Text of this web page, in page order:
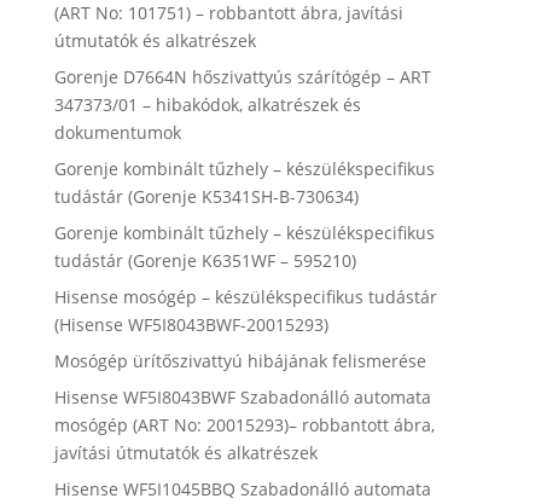
(ART No: 101751) – robbantott ábra, javítási
útmutatók és alkatrészek
Gorenje D7664N hőszivattyús szárítógép – ART
347373/01 – hibakódok, alkatrészek és
dokumentumok
Gorenje kombinált tűzhely – készülékspecifikus
tudástár (Gorenje K5341SH-B-730634)
Gorenje kombinált tűzhely – készülékspecifikus
tudástár (Gorenje K6351WF – 595210)
Hisense mosógép – készülékspecifikus tudástár
(Hisense WF5I8043BWF-20015293)
Mosógép ürítőszivattyú hibájának felismerése
Hisense WF5I8043BWF Szabadonálló automata
mosógép (ART No: 20015293)– robbantott ábra,
javítási útmutatók és alkatrészek
Hisense WF5I1045BBQ Szabadonálló automata